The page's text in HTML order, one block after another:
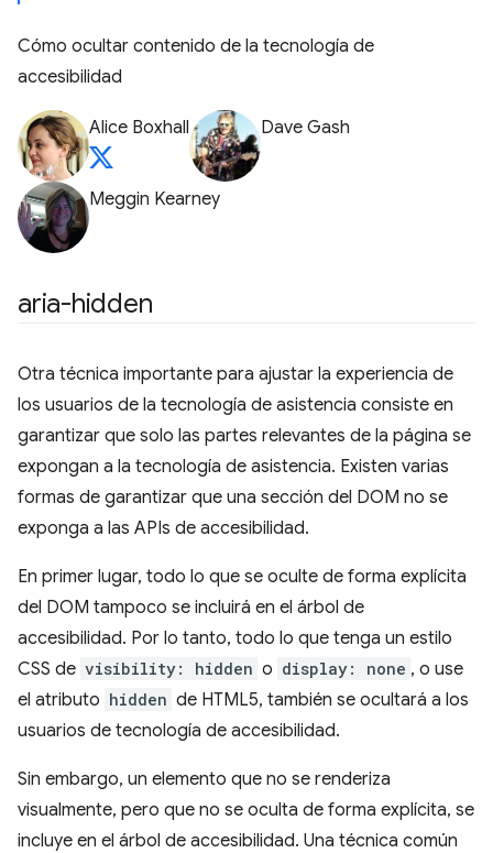
Cómo ocultar contenido de la tecnología de
accesibilidad
Alice Boxhall Dave Gash
Meggin Kearney
aria-hidden
Otra técnica importante para ajustar la experiencia de
los usuarios de la tecnología de asistencia consiste en
garantizar que solo las partes relevantes de la página se
expongan a la tecnología de asistencia. Existen varias
formas de garantizar que una sección del DOM no se
exponga a las APIs de accesibilidad.
En primer lugar, todo lo que se oculte de forma explícita
del DOM tampoco se incluirá en el árbol de
accesibilidad. Por lo tanto, todo lo que tenga un estilo
CSS de visibility: hidden o display: none , o use
el atributo hidden de HTML5, también se ocultará a los
usuarios de tecnología de accesibilidad.
Sin embargo, un elemento que no se renderiza
visualmente, pero que no se oculta de forma explícita, se
incluye en el árbol de accesibilidad. Una técnica común